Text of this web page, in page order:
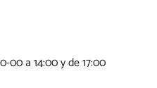
00 a 14:00 y de 17:00